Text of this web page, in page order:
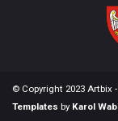
© Copyright 2023 Artbix
Templates by Karol